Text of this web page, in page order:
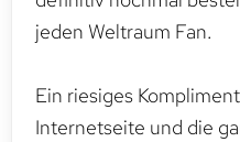
jeden Weltraum Fan.
Ein riesiges
Internetseite und die